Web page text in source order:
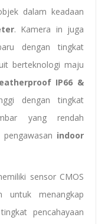
dalam keadaan
. Kamera in juga
dengan tingkat
berteknologi maju
IP66 &
dengan tingkat
yang rendah
indoor
sensor CMOS
untuk menangkap
pencahayaan